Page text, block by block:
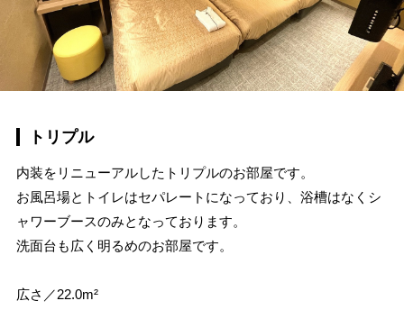
トリプル
内装をリニューアルしたトリプルのお部屋です。
お風呂場とトイレはセパレートになっており、浴槽はなくシ
ャワーブースのみとなっております。
洗面台も広く明るめのお部屋です。
広さ／22.0m²